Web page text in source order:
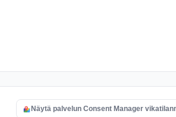
Näytä palvelun Consent Manager